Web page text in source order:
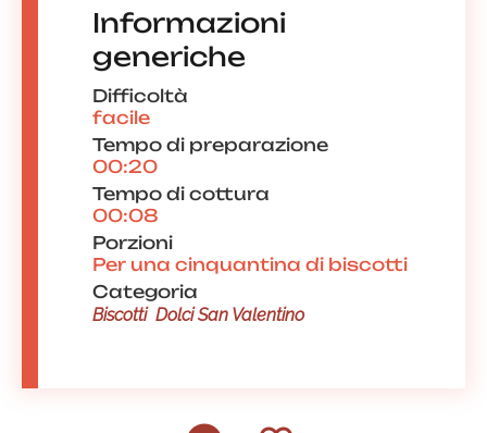
Informazioni
generiche
Difficoltà
facile
Tempo di preparazione
00:20
Tempo di cottura
00:08
Porzioni
Per una cinquantina di biscotti
Categoria
Biscotti Dolci San Valentino